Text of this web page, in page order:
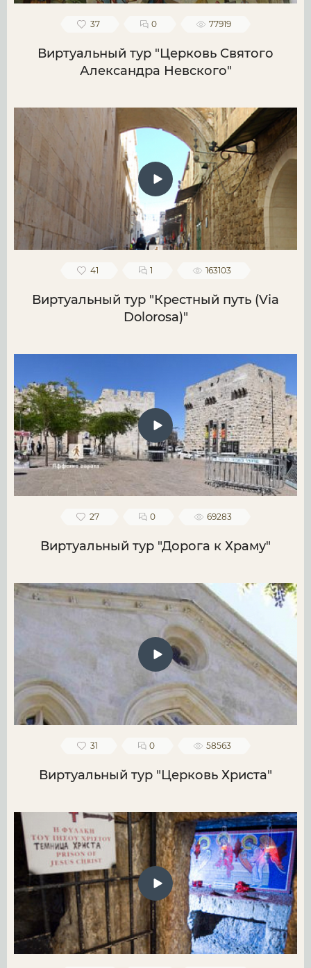
37 0 77919
Виртуальный тур "Церковь Святого
Александра Невского"
41 1 163103
Виртуальный тур "Крестный путь (Via
Dolorosa)"
27 0 69283
Виртуальный тур "Дорога к Храму"
31 0 58563
Виртуальный тур "Церковь Христа"